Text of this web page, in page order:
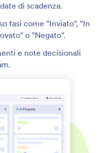
di scadenza.
fasi come "Inviato", "In
o "Negato".
e note decisionali